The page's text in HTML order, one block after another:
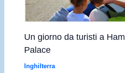
Un giorno da turisti a
Palace
Inghilterra